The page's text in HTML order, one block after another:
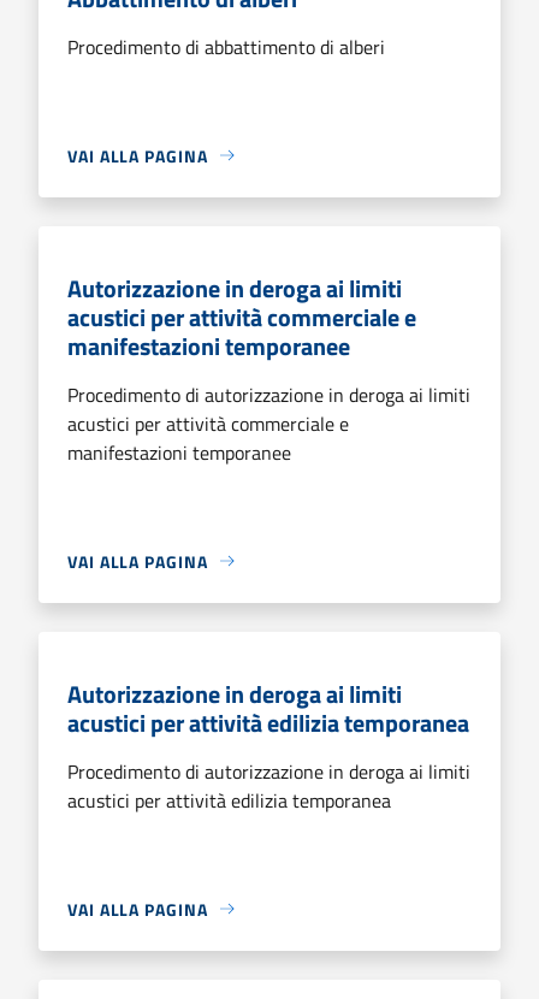
Procedimento di abbattimento di alberi
VAI ALLA PAGINA
Autorizzazione in deroga ai limiti
acustici per attività commerciale e
manifestazioni temporanee
Procedimento di autorizzazione in deroga ai limiti
acustici per attività commerciale e
manifestazioni temporanee
VAI ALLA PAGINA
Autorizzazione in deroga ai limiti
acustici per attività edilizia temporanea
Procedimento di autorizzazione in deroga ai limiti
acustici per attività edilizia temporanea
VAI ALLA PAGINA